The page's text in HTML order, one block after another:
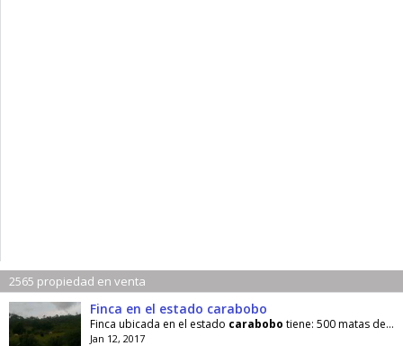
2565 propiedad en venta
Finca en el estado carabobo
Finca ubicada en el estado carabobo tiene: 500 matas de ocumo 300 matas de plátano (180
Jan 12, 2017